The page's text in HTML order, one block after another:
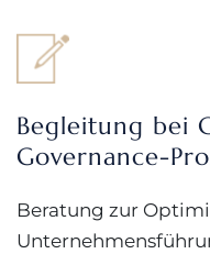
Begleitung bei
Governance-
Beratung zur